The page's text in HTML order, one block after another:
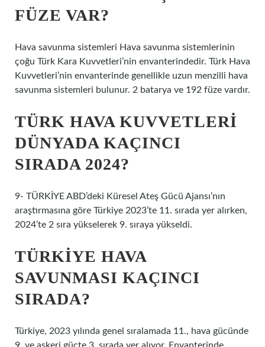
FÜZE VAR?
Hava savunma sistemleri Hava savunma sistemlerinin
çoğu Türk Kara Kuvvetleri’nin envanterindedir. Türk Hava
Kuvvetleri’nin envanterinde genellikle uzun menzilli hava
savunma sistemleri bulunur. 2 batarya ve 192 füze vardır.
TÜRK HAVA KUVVETLERI
DÜNYADA KAÇINCI
SIRADA 2024?
9- TÜRKİYE ABD’deki Küresel Ateş Gücü Ajansı’nın
araştırmasına göre Türkiye 2023’te 11. sırada yer alırken,
2024’te 2 sıra yükselerek 9. sıraya yükseldi.
TÜRKIYE HAVA
SAVUNMASI KAÇINCI
SIRADA?
Türkiye, 2023 yılında genel sıralamada 11., hava gücünde